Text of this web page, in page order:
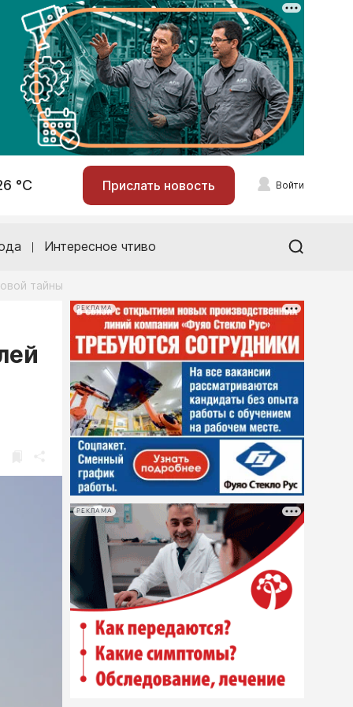
°С Прислать новость Войти
Интересное чтиво
тайны
РЕКЛАМА
РЕКЛАМА